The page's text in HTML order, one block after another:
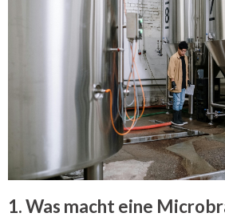
1. Was macht eine